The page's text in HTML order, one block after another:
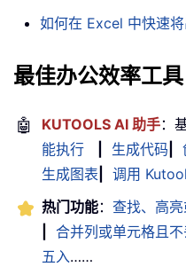
如何在 Excel 中快速将
最佳办公效率工具
🤖 KUTOOLS AI 助手：
能执行
生成代码
生成图表
调用
热门功能： 查找、高
合并列或单元格且
五入……